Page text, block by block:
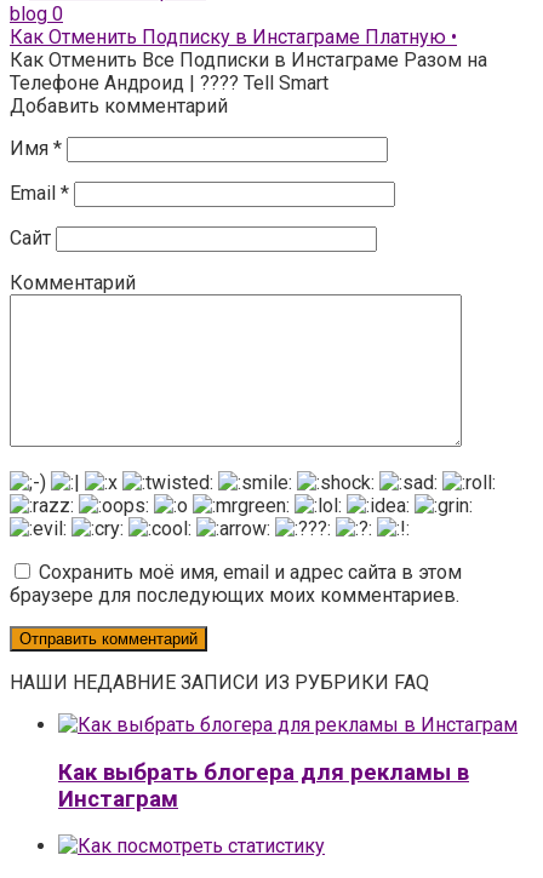
blog 0
Как Отменить Подписку в Инстаграме Платную •
Как Отменить Все Подписки в Инстаграме Разом на
Телефоне Андроид | ???? Tell Smart
Добавить комментарий
Имя *
Email *
Сайт
Комментарий
Сохранить моё имя, email и адрес сайта в этом
браузере для последующих моих комментариев.
НАШИ НЕДАВНИЕ ЗАПИСИ ИЗ РУБРИКИ FAQ
Как выбрать блогера для рекламы в
Инстаграм